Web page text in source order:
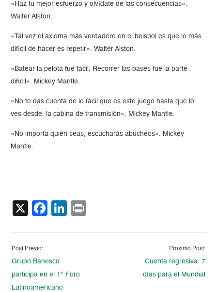
«Haz tu mejor esfuerzo y olvídate de las consecuencias».
Walter Alston.
«Tal vez el axioma más verdadero en el beisbol es que lo más
difícil de hacer es repetir». Walter Alston.
«Batear la pelota fue fácil. Recorrer las bases fue la parte
difícil». Mickey Mantle.
«No te das cuenta de lo fácil que es este juego hasta que lo
ves desde la cabina de transmisión». Mickey Mantle.
«No importa quién seas, escucharás abucheos». Mickey
Mantle.
X Facebook
LinkedIn
Post Previo:
Grupo Banesco
participa en el 1° Foro
Latinoamericano
Proximo Post:
Cuenta regresiva: 7
días para el Mundial